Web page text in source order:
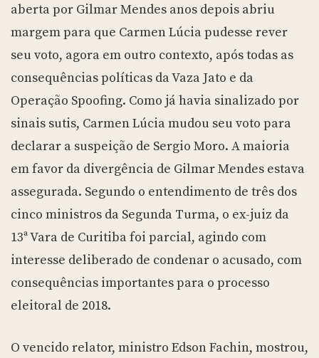
aberta por Gilmar Mendes anos depois abriu
margem para que Carmen Lúcia pudesse rever
seu voto, agora em outro contexto, após todas as
consequências políticas da Vaza Jato e da
Operação Spoofing. Como já havia sinalizado por
sinais sutis, Carmen Lúcia mudou seu voto para
declarar a suspeição de Sergio Moro. A maioria
em favor da divergência de Gilmar Mendes estava
assegurada. Segundo o entendimento de três dos
cinco ministros da Segunda Turma, o ex-juiz da
13ª Vara de Curitiba foi parcial, agindo com
interesse deliberado de condenar o acusado, com
consequências importantes para o processo
eleitoral de 2018.
O vencido relator, ministro Edson Fachin, mostrou,